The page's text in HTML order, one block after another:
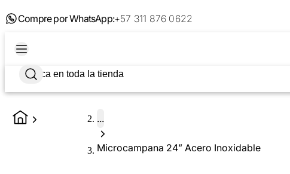
Compre por WhatsApp:+57 311 876 0622
...
Microcampana 24” Acero Inoxidable